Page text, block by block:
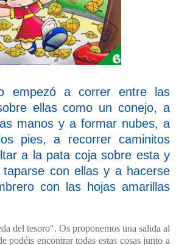
empezó a correr entre las
ellas como un conejo, a
manos y a formar nubes, a
pies, a recorrer caminitos
a la pata coja sobre esta y
con ellas y a hacerse
con las hojas amarillas
del tesoro". Os proponemos una salida al
podéis encontrar todas estas cosas junto a